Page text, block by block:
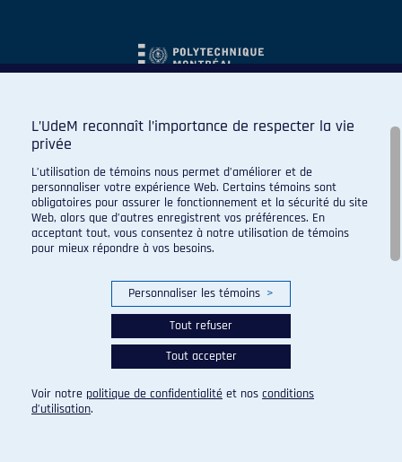
© 2026 Carabins de l'Université de Montréal. Tous droits
réservés.
Paramètres des témoins
L’UdeM reconnaît l’importance de respecter la vie
privée
L’utilisation de témoins nous permet d’améliorer et de
personnaliser votre expérience Web. Certains témoins sont
obligatoires pour assurer le fonctionnement et la sécurité du site
Web, alors que d’autres enregistrent vos préférences. En
acceptant tout, vous consentez à notre utilisation de témoins
pour mieux répondre à vos besoins.
Personnaliser les témoins >
Tout refuser
Tout accepter
Voir notre politique de confidentialité et nos conditions
d’utilisation.